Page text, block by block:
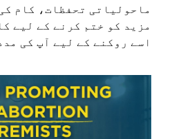
ماحولیاتی تحفظات، کام
مزید کو ختم کرنے کے لیے
اسے روکنے کے لیے آپ کی